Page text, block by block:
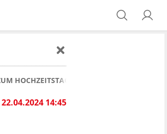
HOCHZEITSTAG DIE KREDITKARTE GLÜHEN
22.04.2024 14:45